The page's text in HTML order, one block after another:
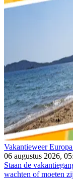
Vakantieweer
06 augustus 2026,
Staan de
wachten of moeten